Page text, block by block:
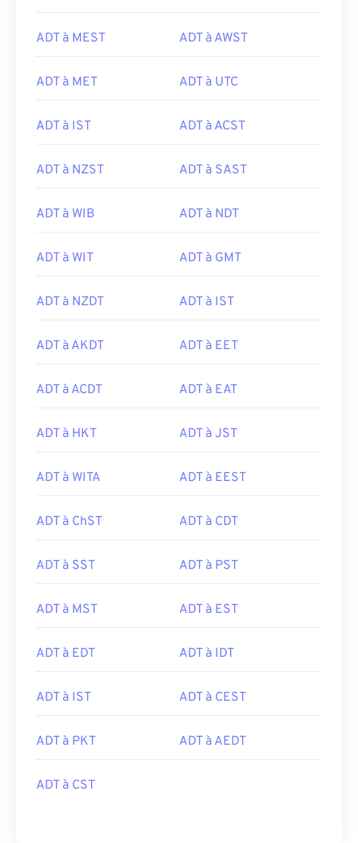
ADT à MEST ADT à AWST
ADT à MET ADT à UTC
ADT à IST ADT à ACST
ADT à NZST ADT à SAST
ADT à WIB ADT à NDT
ADT à WIT ADT à GMT
ADT à NZDT ADT à IST
ADT à AKDT ADT à EET
ADT à ACDT ADT à EAT
ADT à HKT ADT à JST
ADT à WITA ADT à EEST
ADT à ChST ADT à CDT
ADT à SST ADT à PST
ADT à MST ADT à EST
ADT à EDT ADT à IDT
ADT à IST ADT à CEST
ADT à PKT ADT à AEDT
ADT à CST